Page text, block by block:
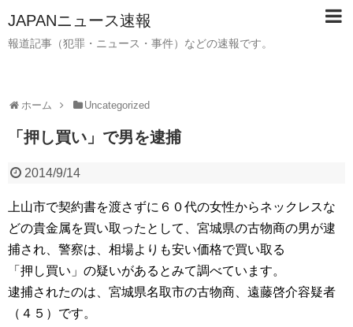
JAPANニュース速報
報道記事（犯罪・ニュース・事件）などの速報です。
ホーム Uncategorized
「押し買い」で男を逮捕
2014/9/14
上山市で契約書を渡さずに６０代の女性からネックレスな
どの貴金属を買い取ったとして、宮城県の古物商の男が逮
捕され、警察は、相場よりも安い価格で買い取る
「押し買い」の疑いがあるとみて調べています。
逮捕されたのは、宮城県名取市の古物商、遠藤啓介容疑者
（４５）です。